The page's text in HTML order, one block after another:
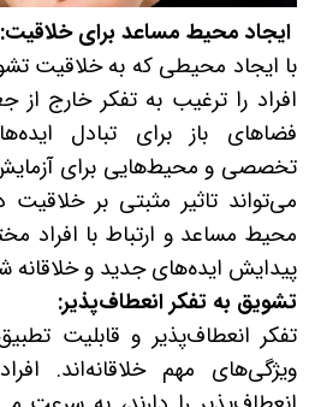
ایجاد محیط مساعد برای خلاقیت:
با ایجاد محیطی که به خلاقیت
افراد را ترغیب به تفکر خارج
فضاهای باز برای تبادل
تخصصی و محیط‌هایی برای آزمایش
می‌تواند تاثیر مثبتی بر خلاقیت
محیط مساعد و ارتباط با افراد
پیدایش ایده‌های جدید و خلاقانه
تشویق به تفکر انعطاف‌پذیر:
تفکر انعطاف‌پذیر و قابلیت
ویژگی‌های مهم خلاقانه‌اند.